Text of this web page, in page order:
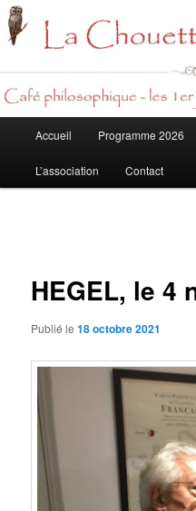
principal
Aller
au
Accueil Programme 2026
L’association Contact
HEGEL, le 4
Publié le18 octobre 2021